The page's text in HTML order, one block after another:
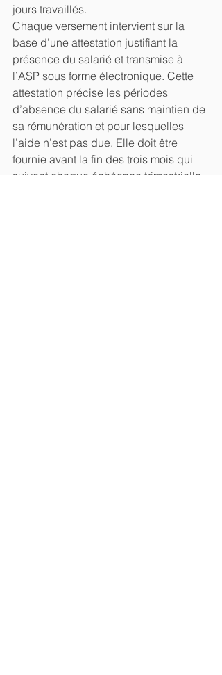
jours travaillés.
Chaque versement intervient sur la
base d’une attestation justifiant la
présence du salarié et transmise à
l’ASP sous forme électronique. Cette
attestation précise les périodes
d’absence du salarié sans maintien de
sa rémunération et pour lesquelles
l’aide n’est pas due. Elle doit être
fournie avant la fin des trois mois qui
suivent chaque échéance trimestrielle,